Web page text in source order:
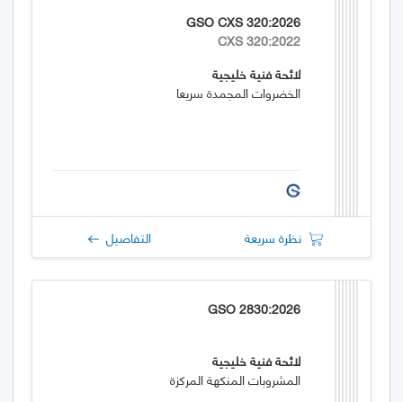
GSO CXS 320:2026
CXS 320:2022
لائحة فنية خليجية
الخضروات المجمدة سريعا
نظرة سريعة التفاصيل
GSO 2830:2026
لائحة فنية خليجية
المشروبات المنكهة المركزة